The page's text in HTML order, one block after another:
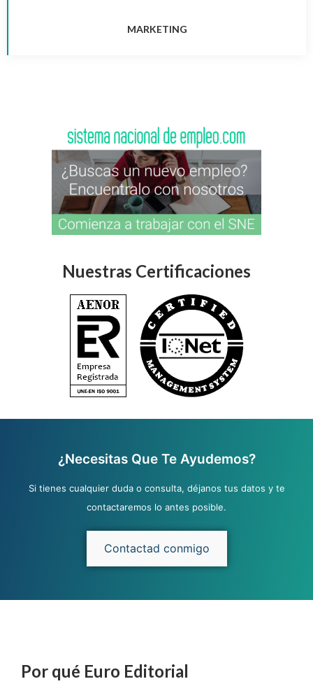
MARKETING
Nuestras Certificaciones
¿Necesitas Que Te Ayudemos?
Si tienes cualquier duda o consulta, déjanos tus datos y te
contactaremos lo antes posible.
Contactad conmigo
Por qué Euro Editorial